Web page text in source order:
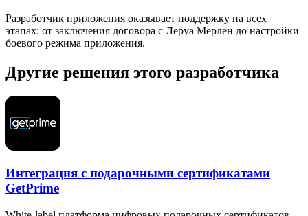
Разработчик приложения оказывает поддержку на всех
этапах: от заключения договора с Леруа Мерлен до настройки
боевого режима приложения.
Другие решения этого разработчика
Интеграция с подарочными сертификатами
GetPrime